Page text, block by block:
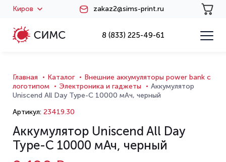
Киров zakaz2@sims-print.ru
8 (833) 225-49-61
Главная Каталог
Внешние аккумуляторы power bank с
логотипом
Электроника и гаджеты
Аккумулятор
Uniscend All Day Type-C 10000 мАч, черный
Артикул: 23419.30
Аккумулятор Uniscend All Day
Type-C 10000 мАч, черный